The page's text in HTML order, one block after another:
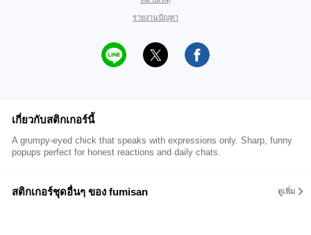
รายงานปัญหา
เกี่ยวกับสติกเกอร์นี้
A grumpy-eyed chick that speaks with expressions only. Sharp, funny
popups perfect for honest reactions and daily chats.
สติกเกอร์ชุดอื่นๆ ของ fumisan ดูเพิ่ม